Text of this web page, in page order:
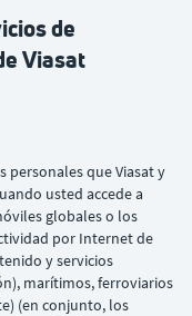
de
Viasat
personales que Viasat y
usted accede a
globales o los
por Internet de
y servicios
marítimos, ferroviarios
(en conjunto, los